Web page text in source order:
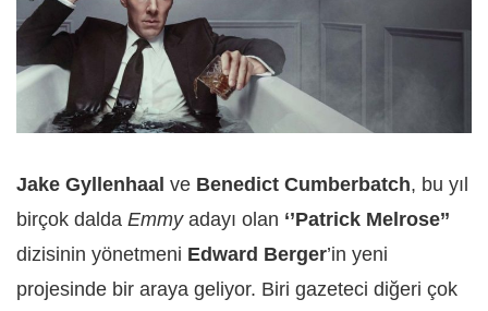
Jake Gyllenhaal ve Benedict Cumberbatch, bu yıl
birçok dalda Emmyadayı olan ‘’Patrick Melrose’’
dizisinin yönetmeni Edward Berger’in yeni
projesinde bir araya geliyor. Biri gazeteci diğeri çok